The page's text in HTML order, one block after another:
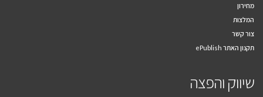
מחירון
המלצות
צור קשר
תקנון האתר ePublish
שיווק והפצה